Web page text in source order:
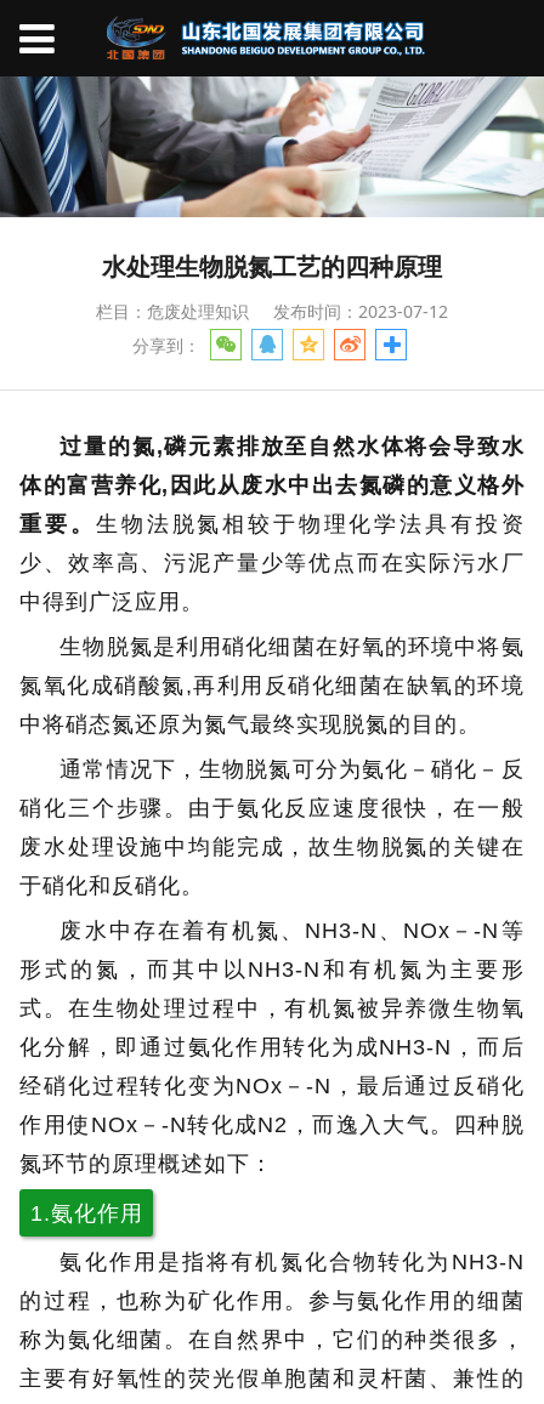
水处理生物脱氮工艺的四种原理
栏目：危废处理知识
发布时间：2023-07-12
分享到：
过量的氮,磷元素排放至自然水体将会导致水
体的富营养化,因此从废水中出去氮磷的意义格外
重要。 生物法脱氮相较于物理化学法具有投资
少、效率高、污泥产量少等优点而在实际污水厂
中得到广泛应用。
生物脱氮是利用硝化细菌在好氧的环境中将氨
氮氧化成硝酸氮,再利用反硝化细菌在缺氧的环境
中将硝态氮还原为氮气最终实现脱氮的目的。
通常情况下，生物脱氮可分为氨化－硝化－反
硝化三个步骤。由于氨化反应速度很快，在一般
废水处理设施中均能完成，故生物脱氮的关键在
于硝化和反硝化。
废水中存在着有机氮、NH3-N、NOx－-N等
形式的氮，而其中以NH3-N和有机氮为主要形
式。在生物处理过程中，有机氮被异养微生物氧
化分解，即通过氨化作用转化为成NH3-N，而后
经硝化过程转化变为NOx－-N，最后通过反硝化
作用使NOx－-N转化成N2，而逸入大气。四种脱
氮环节的原理概述如下：
1.氨化作用
氨化作用是指将有机氮化合物转化为NH3-N
的过程，也称为矿化作用。参与氨化作用的细菌
称为氨化细菌。在自然界中，它们的种类很多，
主要有好氧性的荧光假单胞菌和灵杆菌、兼性的